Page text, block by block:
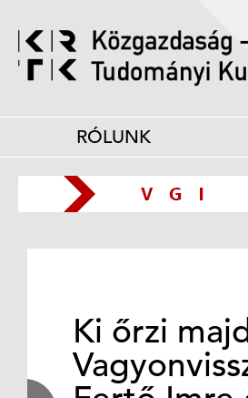
RÓLUNK
Ki őrzi